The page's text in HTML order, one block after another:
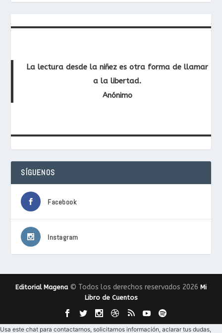
La lectura desde la niñez es otra forma de llamar
a la libertad.
Anónimo
SÍGUENOS
Facebook
Instagram
Editorial Magena© Todos los derechos reservados 2026 Mi
Libro de Cuentos
Usa este chat para contactarnos, solicitarnos información, aclarar tus dudas,